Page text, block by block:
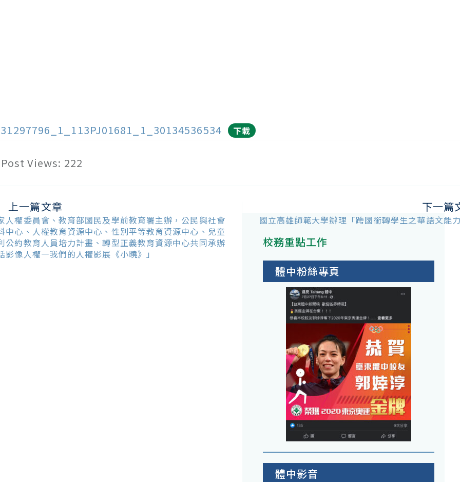
下載
Post Views: 222
上一篇文章
人權委員會、教育部國民及學前教育署主辦，公民與社會
中心、人權教育資源中心、性別平等教育資源中心、兒童
公約教育人員培力計畫、轉型正義教育資源中心共同承辦
影像人權—我們的人權影展《小曉》」
下一篇
國立高雄師範大學辦理「跨國銜轉學生之華語文能
校務重點工作
體中粉絲專頁
體中影音